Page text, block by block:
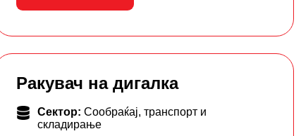
Ракувач на дигалка
Сектор: Сообраќај, транспорт и
складирање